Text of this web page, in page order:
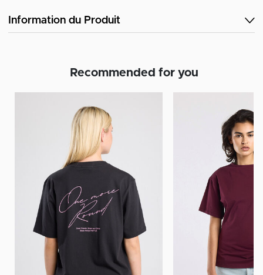
Information du Produit
Recommended for you